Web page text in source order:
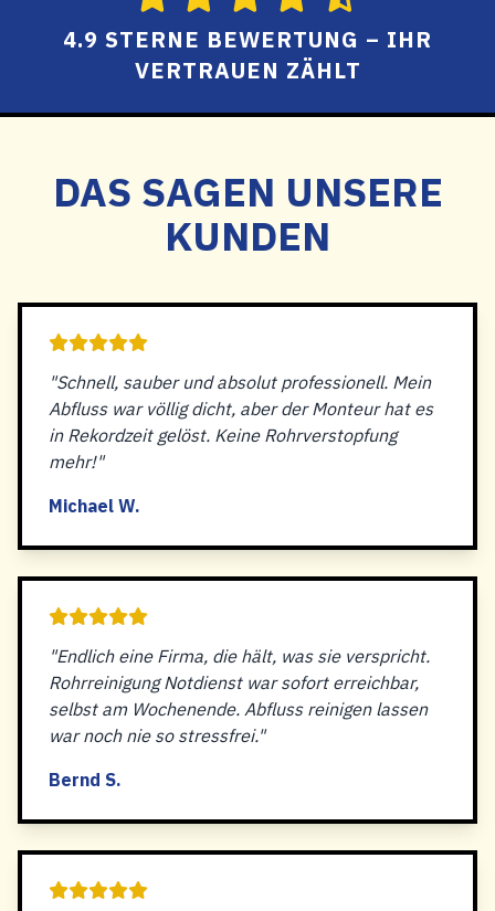
4.9 STERNE BEWERTUNG – IHR
VERTRAUEN ZÄHLT
DAS SAGEN UNSERE
KUNDEN
"Schnell, sauber und absolut professionell. Mein
Abfluss war völlig dicht, aber der Monteur hat es
in Rekordzeit gelöst. Keine Rohrverstopfung
mehr!"
Michael W.
"Endlich eine Firma, die hält, was sie verspricht.
Rohrreinigung Notdienst war sofort erreichbar,
selbst am Wochenende. Abfluss reinigen lassen
war noch nie so stressfrei."
Bernd S.